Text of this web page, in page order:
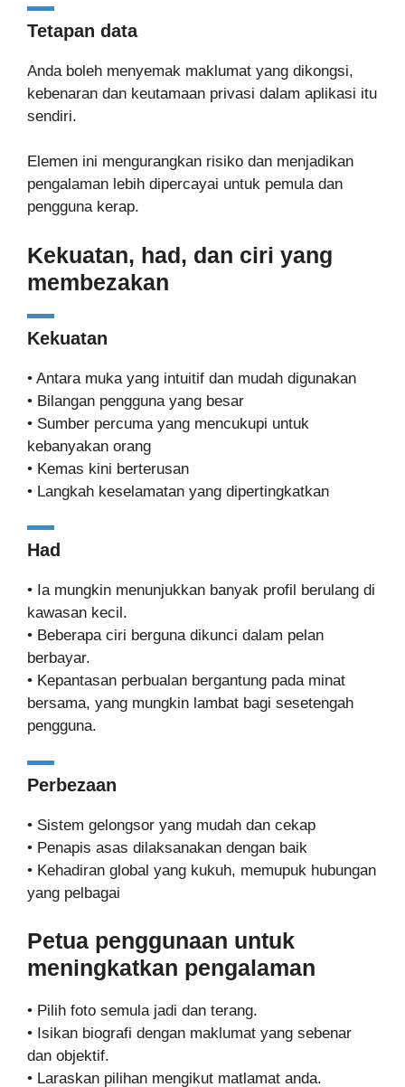
Tetapan data
Anda boleh menyemak maklumat yang dikongsi,
kebenaran dan keutamaan privasi dalam aplikasi itu
sendiri.
Elemen ini mengurangkan risiko dan menjadikan
pengalaman lebih dipercayai untuk pemula dan
pengguna kerap.
Kekuatan, had, dan ciri yang
membezakan
Kekuatan
• Antara muka yang intuitif dan mudah digunakan
• Bilangan pengguna yang besar
• Sumber percuma yang mencukupi untuk
kebanyakan orang
• Kemas kini berterusan
• Langkah keselamatan yang dipertingkatkan
Had
• Ia mungkin menunjukkan banyak profil berulang di
kawasan kecil.
• Beberapa ciri berguna dikunci dalam pelan
berbayar.
• Kepantasan perbualan bergantung pada minat
bersama, yang mungkin lambat bagi sesetengah
pengguna.
Perbezaan
• Sistem gelongsor yang mudah dan cekap
• Penapis asas dilaksanakan dengan baik
• Kehadiran global yang kukuh, memupuk hubungan
yang pelbagai
Petua penggunaan untuk
meningkatkan pengalaman
• Pilih foto semula jadi dan terang.
• Isikan biografi dengan maklumat yang sebenar
dan objektif.
• Laraskan pilihan mengikut matlamat anda.